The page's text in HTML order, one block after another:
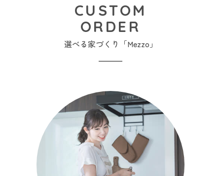
CUSTOM
ORDER
選べる家づくり「Mezzo」